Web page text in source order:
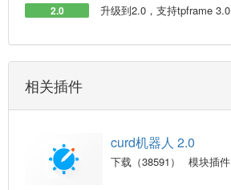
2.0 升级到2.0，支持tpframe 3.0
相关插件
curd机器人 2.0
下载（38591） 模块插件